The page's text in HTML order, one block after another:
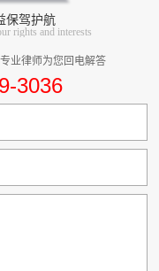
保驾护航
rights and interests
业律师为您回电解答
3036